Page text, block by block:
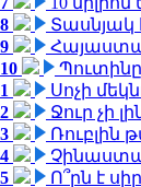
8
Տասնյակ
9
10
1
Սոչի
2
Ջուր չի
3
Ռուբլին
4
5
Ո՞րն է